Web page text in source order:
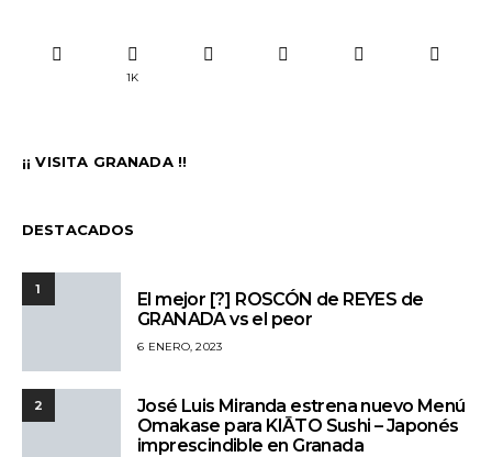
1K
¡¡ VISITA GRANADA !!
DESTACADOS
1
El mejor [?] ROSCÓN de REYES de
GRANADA vs el peor
6 ENERO, 2023
2
José Luis Miranda estrena nuevo Menú
Omakase para KIĀTO Sushi – Japonés
imprescindible en Granada